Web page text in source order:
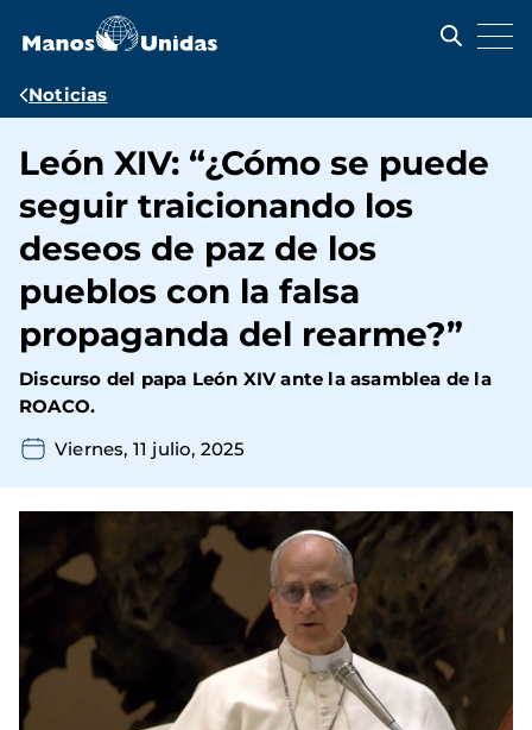
contenido
Ruta
navegación
Noticias
León XIV: “¿Cómo se puede
seguir traicionando los
deseos de paz de los
pueblos con la falsa
propaganda del rearme?”
Discurso del papa León XIV ante la asamblea de la
ROACO.
Viernes, 11 julio, 2025